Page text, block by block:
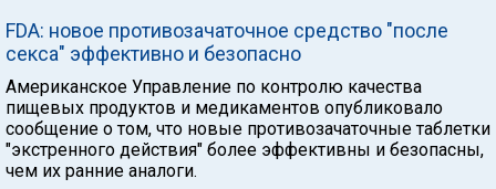
FDA: новое противозачаточное средство "после
секса" эффективно и безопасно
Американское Управление по контролю качества
пищевых продуктов и медикаментов опубликовало
сообщение о том, что новые противозачаточные таблетки
"экстренного действия" более эффективны и безопасны,
чем их ранние аналоги.